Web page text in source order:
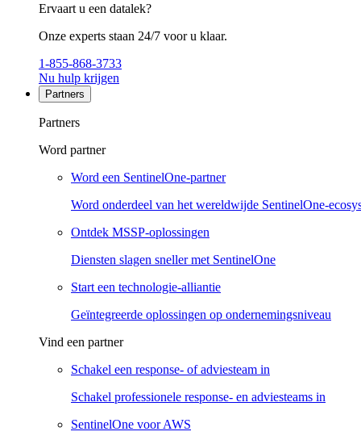
Ervaart u een datalek?
Onze experts staan 24/7 voor u klaar.
1-855-868-3733
Nu hulp krijgen
Partners
Partners
Word partner
Word een SentinelOne-partner
Word onderdeel van het wereldwijde SentinelOne-
Ontdek MSSP-oplossingen
Diensten slagen sneller met SentinelOne
Start een technologie-alliantie
Geïntegreerde oplossingen op ondernemingsniveau
Vind een partner
Schakel een response- of adviesteam in
Schakel professionele response- en adviesteams in
SentinelOne voor AWS